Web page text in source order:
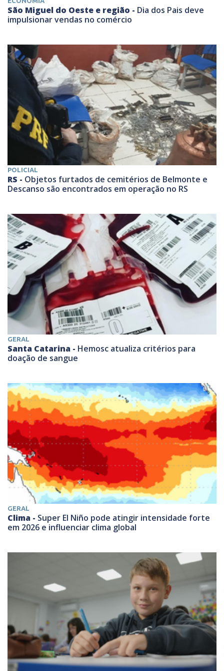
São Miguel do Oeste e região - Dia dos Pais deve
impulsionar vendas no comércio
POLICIAL
RS - Objetos furtados de cemitérios de Belmonte e
Descanso são encontrados em operação no RS
GERAL
Santa Catarina - Hemosc atualiza critérios para
doação de sangue
GERAL
Clima - Super El Niño pode atingir intensidade forte
em 2026 e influenciar clima global